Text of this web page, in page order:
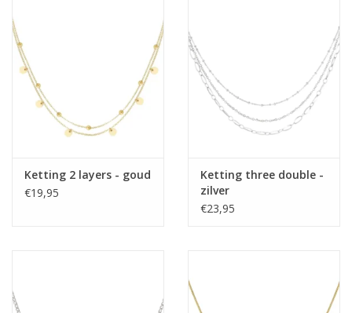
Home deco
SALE
Herensokken
Ketting 2 layers - goud
€19,95
Ketting three double -
zilver
€23,95